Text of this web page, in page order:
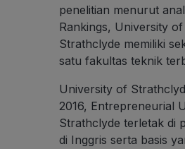
penelitian menurut
Rankings, University
Strathclyde memiliki
satu fakultas teknik
University of
2016, Entrepreneurial
Strathclyde terletak di
di Inggris serta basis